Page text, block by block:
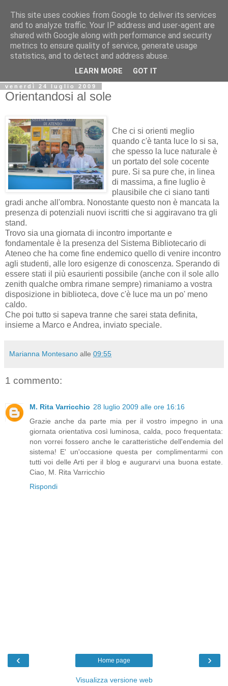
Biblio@rti in
Il Blog della Biblioteca di Area delle arti per condividere
informazioni iniziative incontri
venerdì 24 luglio 2009
Orientandosi al sole
Che ci si orienti meglio
quando c'è tanta luce lo si sa,
che spesso la luce naturale è
un portato del sole cocente
pure. Si sa pure che, in linea
di massima, a fine luglio è
plausibile che ci siano tanti
gradi anche all'ombra. Nonostante questo non è mancata la
presenza di potenziali nuovi iscritti che si aggiravano tra gli
stand.
Trovo sia una giornata di incontro importante e
fondamentale è la presenza del Sistema Bibliotecario di
Ateneo che ha come fine endemico quello di venire incontro
agli studenti, alle loro esigenze di conoscenza. Sperando di
essere stati il più esaurienti possibile (anche con il sole allo
zenith qualche ombra rimane sempre) rimaniamo a vostra
disposizione in biblioteca, dove c'è luce ma un po' meno
caldo.
Che poi tutto si sapeva tranne che sarei stata definita,
insieme a Marco e Andrea, inviato speciale.
Marianna Montesano alle 09:55
1 commento:
M. Rita Varricchio 28 luglio 2009 alle ore 16:16
Grazie anche da parte mia per il vostro impegno in una
giornata orientativa così luminosa, calda, poco frequentata:
non vorrei fossero anche le caratteristiche dell'endemia del
sistema! E' un'occasione questa per complimentarmi con
tutti voi delle Arti per il blog e augurarvi una buona estate.
Ciao, M. Rita Varricchio
Rispondi
‹ ›
Home page
Visualizza versione web
This site uses cookies from Google to deliver its services
and to analyze traffic. Your IP address and user-agent are
shared with Google along with performance and security
metrics to ensure quality of service, generate usage
statistics, and to detect and address abuse.
LEARN MORE GOT IT